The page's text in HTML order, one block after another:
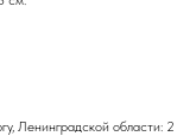
Ленинградской области: 2